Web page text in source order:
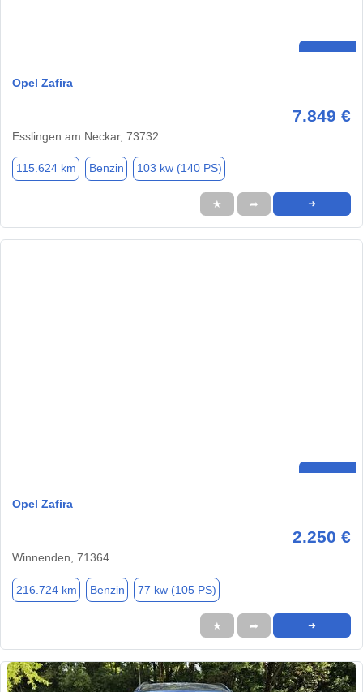
Opel Zafira
7.849 €
Esslingen am Neckar, 73732
115.624 km Benzin 103 kw (140 PS)
★ ➦ ➜
Opel Zafira
2.250 €
Winnenden, 71364
216.724 km Benzin 77 kw (105 PS)
★ ➦ ➜